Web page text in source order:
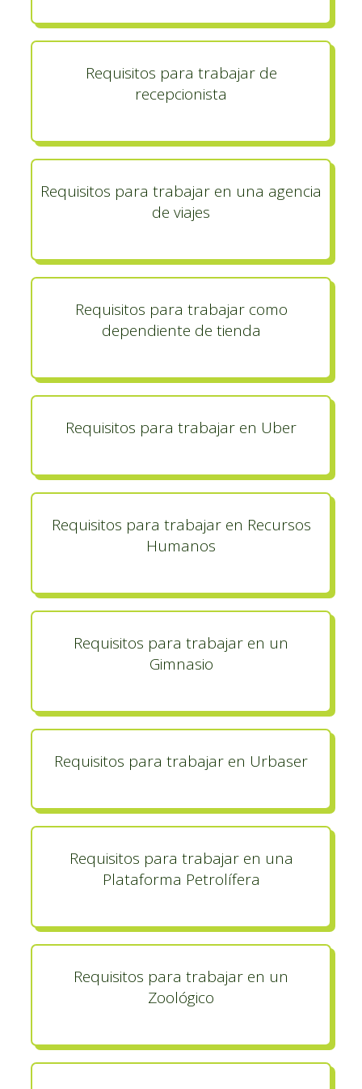
Requisitos para trabajar de
recepcionista
Requisitos para trabajar en una agencia
de viajes
Requisitos para trabajar como
dependiente de tienda
Requisitos para trabajar en Uber
Requisitos para trabajar en Recursos
Humanos
Requisitos para trabajar en un
Gimnasio
Requisitos para trabajar en Urbaser
Requisitos para trabajar en una
Plataforma Petrolífera
Requisitos para trabajar en un
Zoológico